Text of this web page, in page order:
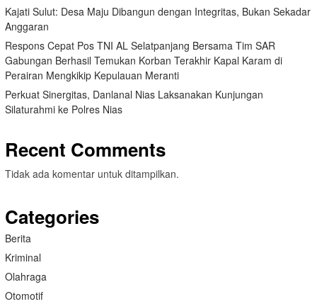
Kajati Sulut: Desa Maju Dibangun dengan Integritas, Bukan Sekadar
Anggaran
Respons Cepat Pos TNI AL Selatpanjang Bersama Tim SAR
Gabungan Berhasil Temukan Korban Terakhir Kapal Karam di
Perairan Mengkikip Kepulauan Meranti
Perkuat Sinergitas, Danlanal Nias Laksanakan Kunjungan
Silaturahmi ke Polres Nias
Recent Comments
Tidak ada komentar untuk ditampilkan.
Categories
Berita
Kriminal
Olahraga
Otomotif